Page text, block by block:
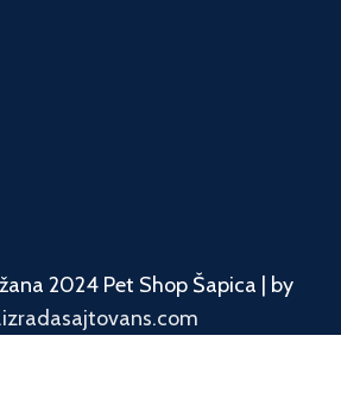
2024 Pet Shop Šapica | by